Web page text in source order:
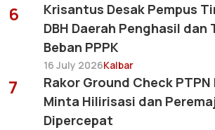
6
Krisantus Desak Pempus
DBH Daerah Penghasil dan
Beban PPPK
16 July 2026Kalbar
7
Rakor Ground Check
Minta Hilirisasi dan
Dipercepat